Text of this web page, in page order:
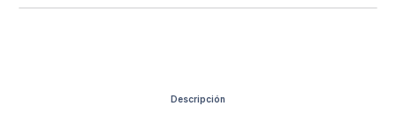
Descripción